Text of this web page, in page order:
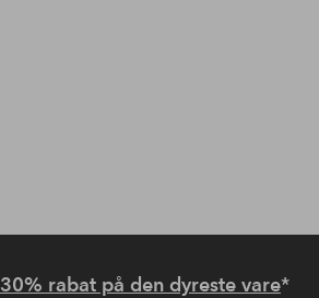
30% rabat på den dyreste vare*